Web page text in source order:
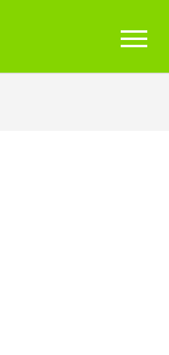
ニコサービス